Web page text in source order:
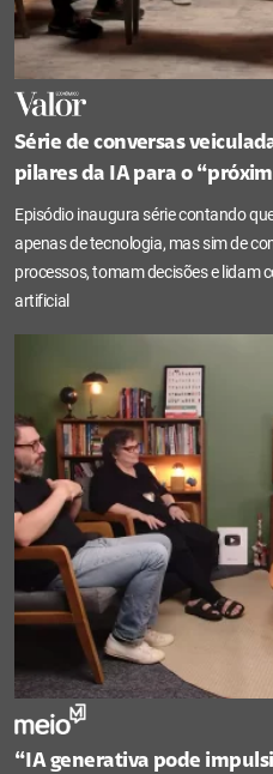
Série de conversas
pilares da IA para o
Episódio inaugura série contando
apenas de tecnologia, mas sim de
processos, tomam decisões e lidam
artificial
“IA generativa pode